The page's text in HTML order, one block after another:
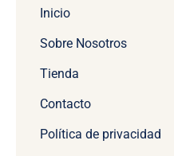
Inicio
Sobre Nosotros
Tienda
Contacto
Política de privacidad